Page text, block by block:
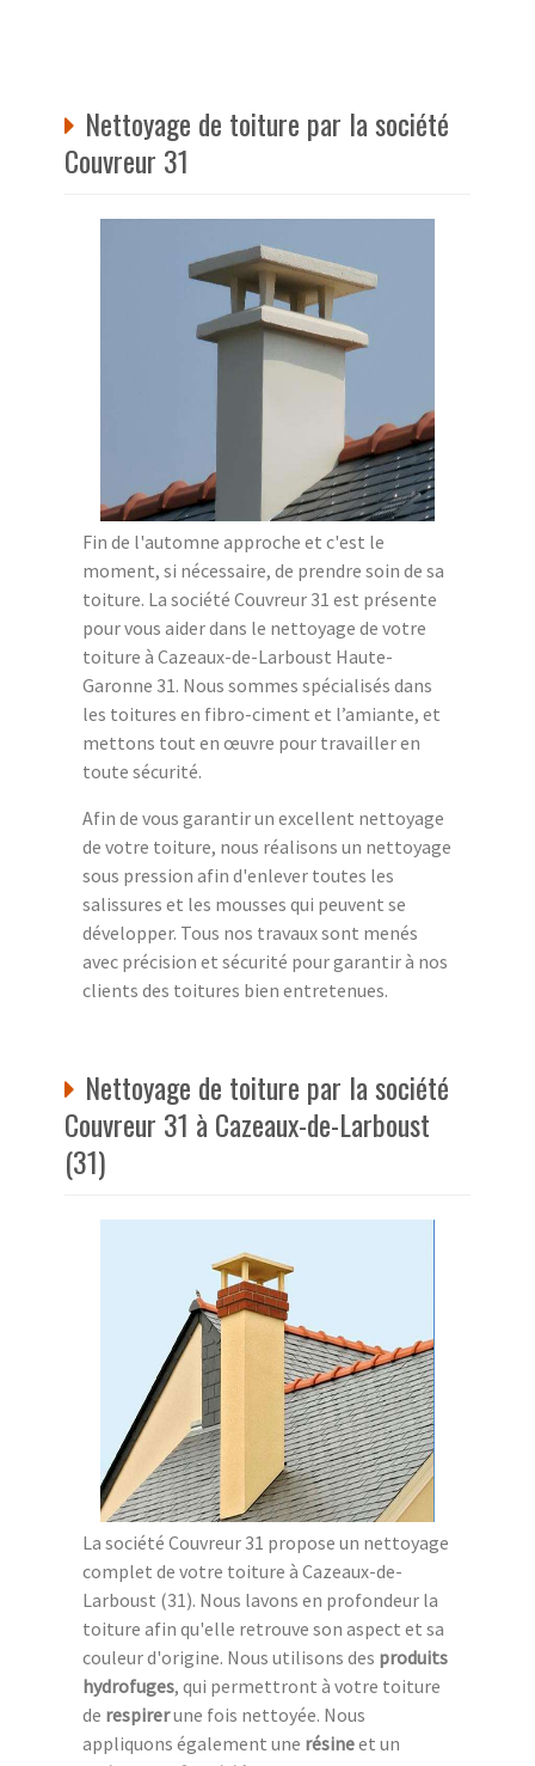
Nettoyage de toiture par la société
Couvreur 31
Fin de l'automne approche et c'est le
moment, si nécessaire, de prendre soin de sa
toiture. La société Couvreur 31 est présente
pour vous aider dans le nettoyage de votre
toiture à Cazeaux-de-Larboust Haute-
Garonne 31. Nous sommes spécialisés dans
les toitures en fibro-ciment et l’amiante, et
mettons tout en œuvre pour travailler en
toute sécurité.
Afin de vous garantir un excellent nettoyage
de votre toiture, nous réalisons un nettoyage
sous pression afin d'enlever toutes les
salissures et les mousses qui peuvent se
développer. Tous nos travaux sont menés
avec précision et sécurité pour garantir à nos
clients des toitures bien entretenues.
Nettoyage de toiture par la société
Couvreur 31 à Cazeaux-de-Larboust
(31)
La société Couvreur 31 propose un nettoyage
complet de votre toiture à Cazeaux-de-
Larboust (31). Nous lavons en profondeur la
toiture afin qu'elle retrouve son aspect et sa
couleur d'origine. Nous utilisons des produits
hydrofuges, qui permettront à votre toiture
de respirerune fois nettoyée. Nous
appliquons également une résineet un